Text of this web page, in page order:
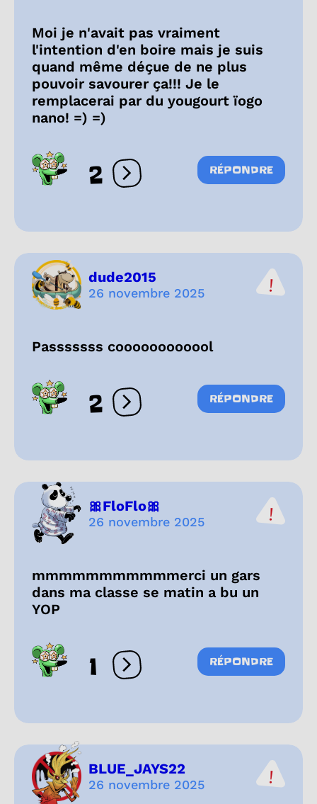
Moi je n'avait pas vraiment
l'intention d'en boire mais je suis
quand même déçue de ne plus
pouvoir savourer ça!!! Je le
remplacerai par du yougourt ïogo
nano! =) =)
2 Ouvrir les réactions
RÉPONDRE
dude2015
26 novembre 2025
Passsssss coooooooooool
2 Ouvrir les réactions
RÉPONDRE
🎀FloFlo🎀
26 novembre 2025
mmmmmmmmmmmerci un gars
dans ma classe se matin a bu un
YOP
1 Ouvrir les réactions
RÉPONDRE
BLUE_JAYS22
26 novembre 2025